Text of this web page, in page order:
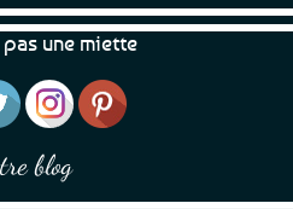
pas une miette
blog